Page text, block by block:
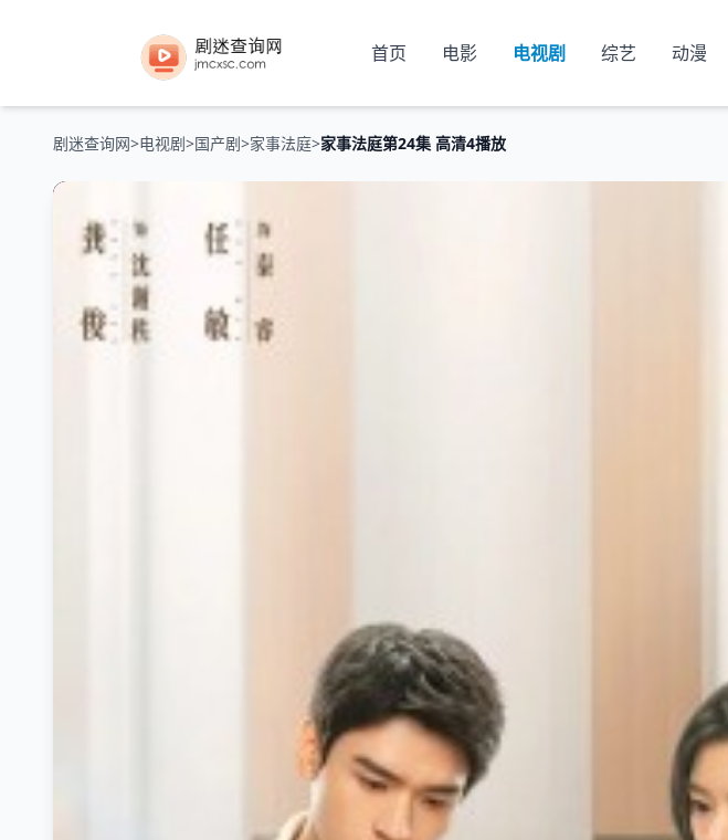
首页 电影 电视剧 综艺 动漫
剧迷查询网>电视剧>国产剧>家事法庭>家事法庭第24集 高清4播放